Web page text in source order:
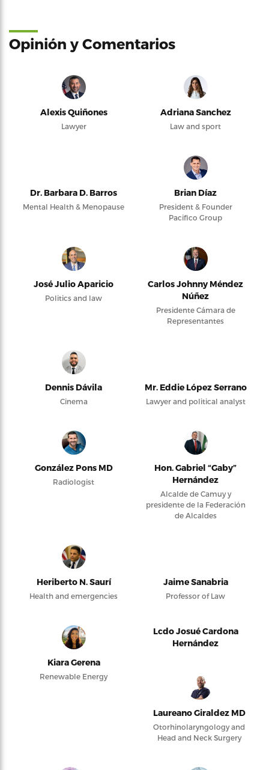
Opinión y Comentarios
Alexis Quiñones
Lawyer
Adriana Sanchez
Law and sport
Dr. Barbara D. Barros
Mental Health & Menopause
Brian Díaz
President & Founder
Pacifico Group
José Julio Aparicio
Politics and law
Carlos Johnny Méndez
Núñez
Presidente Cámara de
Representantes
Dennis Dávila
Cinema
Mr. Eddie López Serrano
Lawyer and political analyst
González Pons MD
Radiologist
Hon. Gabriel “Gaby”
Hernández
Alcalde de Camuy y
presidente de la Federación
de Alcaldes
Heriberto N. Saurí
Health and emergencies
Jaime Sanabria
Professor of Law
Kiara Gerena
Renewable Energy
Lcdo Josué Cardona
Hernández
Laureano Giraldez MD
Otorhinolaryngology and
Head and Neck Surgery